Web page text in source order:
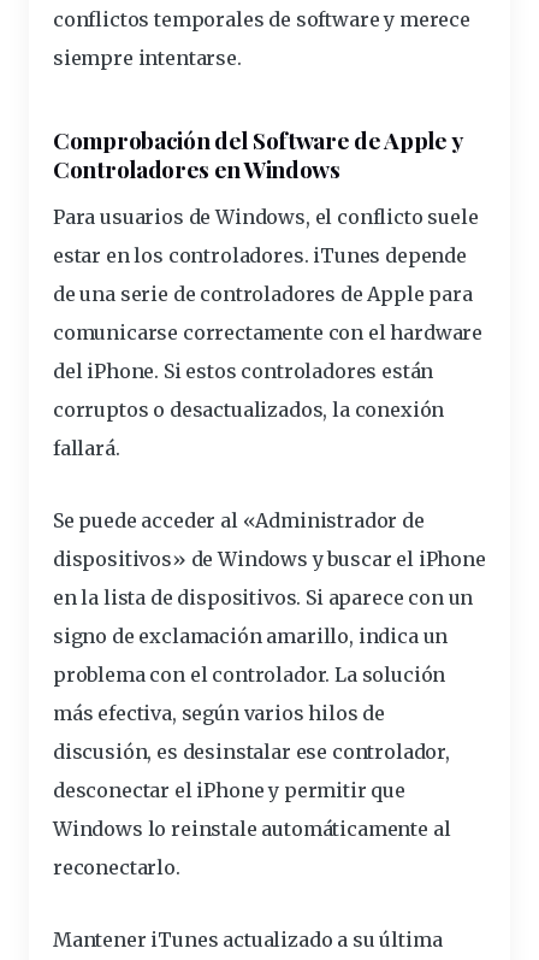
conflictos temporales de software y merece
siempre intentarse.
Comprobación del Software de Apple y
Controladores en Windows
Para usuarios de Windows, el conflicto suele
estar en los controladores. iTunes depende
de una serie de controladores de Apple para
comunicarse correctamente con el hardware
del iPhone. Si estos controladores están
corruptos o desactualizados, la conexión
fallará.
Se puede acceder al «Administrador de
dispositivos» de Windows y buscar el iPhone
en la lista de dispositivos. Si aparece con un
signo de exclamación amarillo, indica un
problema con el controlador. La solución
más efectiva, según varios hilos de
discusión, es desinstalar ese controlador,
desconectar el iPhone y permitir que
Windows lo reinstale automáticamente al
reconectarlo.
Mantener iTunes actualizado a su última